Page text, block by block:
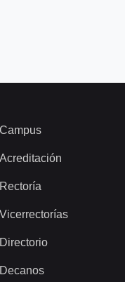
Campus
Acreditación
Rectoría
Vicerrectorías
Directorio
Decanos